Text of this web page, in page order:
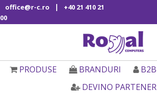
office@r-c.ro |
+40 21 410 21
00
PRODUSE BRANDURI B2B
DEVINO PARTENER